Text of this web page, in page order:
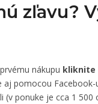
zľavu?
nákupu kliknite
aj pomocou Facebook-
ponuke je cca 1 500